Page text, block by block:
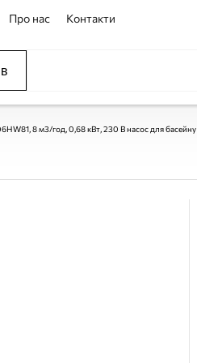
Про нас Контакти
8 м3/год, 0,68 кВт, 230 В насос для басейну